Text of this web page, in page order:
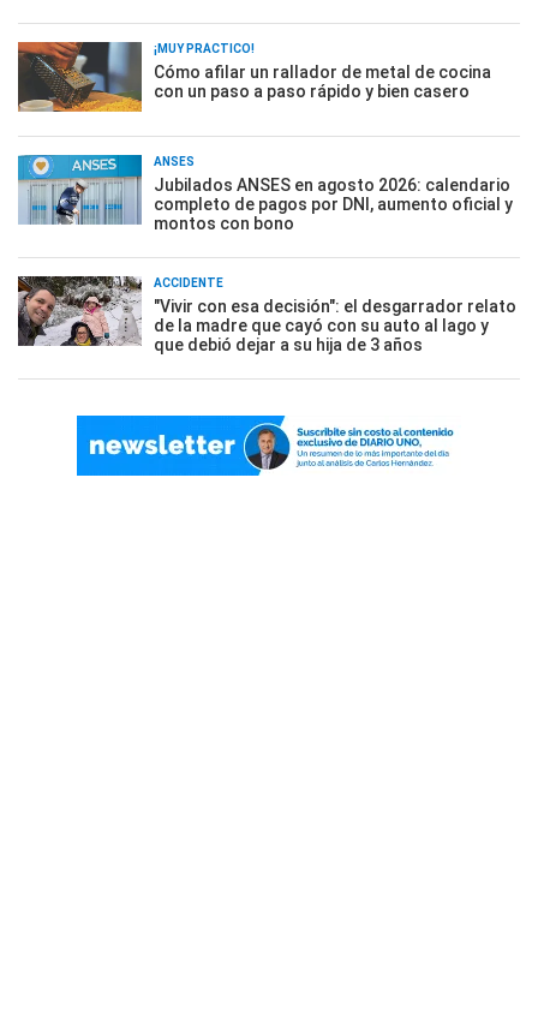
¡MUY PRÁCTICO!
Cómo afilar un rallador de metal de cocina
con un paso a paso rápido y bien casero
ANSES
Jubilados ANSES en agosto 2026: calendario
completo de pagos por DNI, aumento oficial y
montos con bono
ACCIDENTE
"Vivir con esa decisión": el desgarrador relato
de la madre que cayó con su auto al lago y
que debió dejar a su hija de 3 años